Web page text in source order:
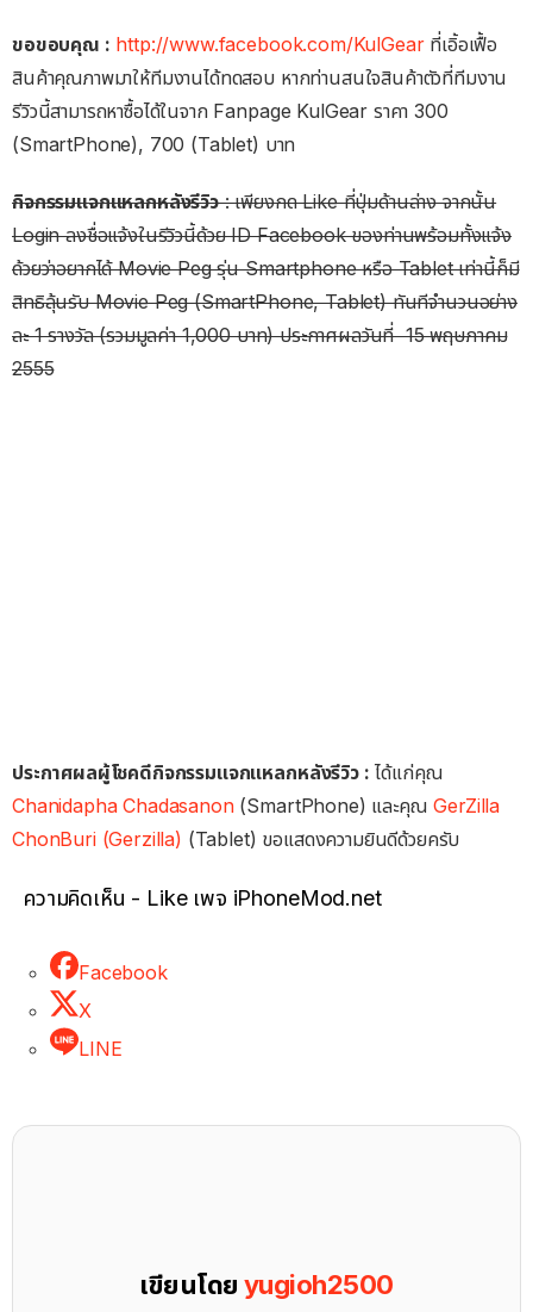
ขอขอบคุณ : http://www.facebook.com/KulGearที่เอิ้อเฟื้อ
สินค้าคุณภาพมาให้ทีมงานได้ทดสอบ หากท่านสนใจสินค้าตัวที่ทีมงาน
รีวิวนี้สามารถหาซื้อได้ในจาก Fanpage KulGear ราคา 300
(SmartPhone), 700 (Tablet) บาท
กิจกรรมแจกแหลกหลังรีวิว: เพียงกด Like ที่ปุ่มด้านล่าง จากนั้น
Login ลงชื่อแจ้งในรีวิวนี้ด้วย ID Facebook ของท่านพร้อมทั้งแจ้ง
ด้วยว่าอยากได้ Movie Peg รุ่น Smartphone หรือ Tablet เท่านี้ก็มี
สิทธิลุ้นรับ Movie Peg (SmartPhone, Tablet) ทันทีจำนวนอย่าง
ละ 1 รางวัล (รวมมูลค่า 1,000 บาท) ประกาศผลวันที่ 15 พฤษภาคม
2555
ประกาศผลผู้โชคดีกิจกรรมแจกแหลกหลังรีวิว : ได้แก่คุณ
Chanidapha Chadasanon(SmartPhone) และคุณGerZilla
ChonBuri (Gerzilla) (Tablet) ขอแสดงความยินดีด้วยครับ
ความคิดเห็น - Like เพจ iPhoneMod.net
Facebook
X
LINE
เขียนโดยyugioh2500